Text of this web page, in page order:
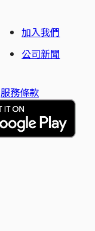
加入我們
公司新聞
服務條款